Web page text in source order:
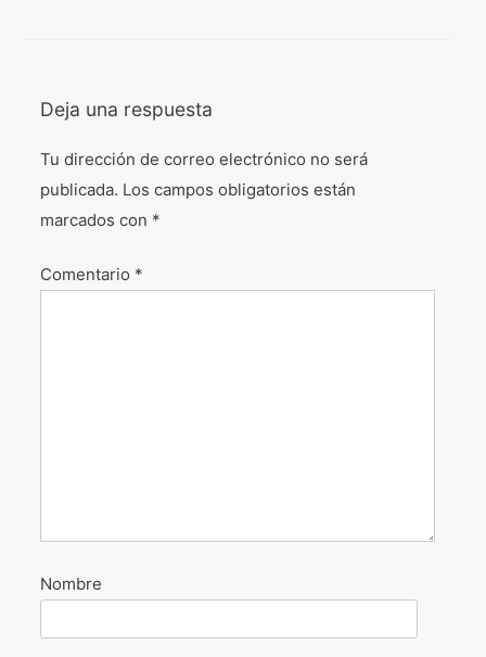
«Réalisme Magique et Olympique» PARIS 2024
«Impressionnis-vous» Paris 2023
¡VIVE Molière! Un hommage latino-américain à
Molière 2022
Exposición París 2021 “Traverser ton miroir” «A
través de tu espejo»
Deja una respuesta
Tu dirección de correo electrónico no será
publicada. Los campos obligatorios están
marcados con *
Comentario *
Nombre